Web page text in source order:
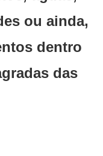
ou ainda,
dentro
das